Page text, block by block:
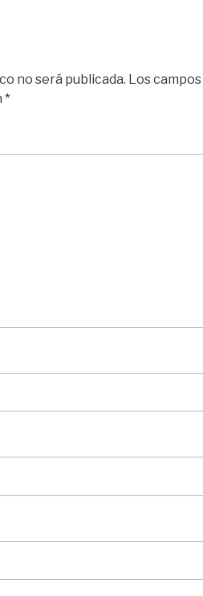
no será publicada. Los campos
*